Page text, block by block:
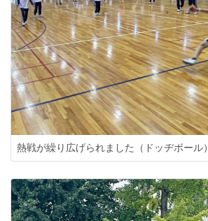
熱戦が繰り広げられました（ドッヂボール）